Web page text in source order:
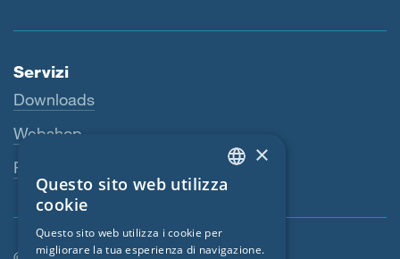
Servizi
Downloads
Webshop
Persona di riferimento
ENGLISH
FRENCH
×
Questo sito web utilizza
cookie
Questo sito web utilizza i cookie per
migliorare la tua esperienza di navigazione.